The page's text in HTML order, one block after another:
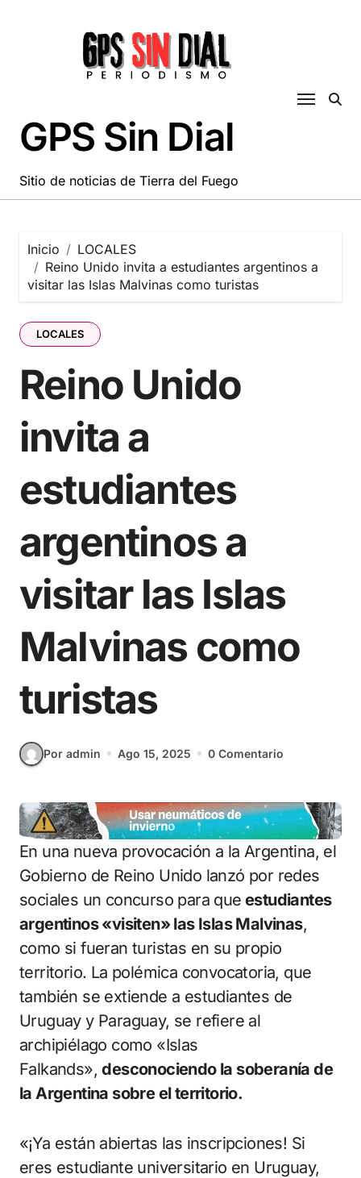
GPS Sin Dial
Sitio de noticias de Tierra del Fuego
Inicio
LOCALES
Reino Unido invita a estudiantes argentinos a
visitar las Islas Malvinas como turistas
LOCALES
Reino Unido
invita a
estudiantes
argentinos a
visitar las Islas
Malvinas como
turistas
Por admin Ago 15, 2025 0 Comentario
En una nueva provocación a la Argentina, el
Gobierno de Reino Unido lanzó por redes
sociales un concurso para que estudiantes
argentinos «visiten» las Islas Malvinas,
como si fueran turistas en su propio
territorio. La polémica convocatoria, que
también se extiende a estudiantes de
Uruguay y Paraguay, se refiere al
archipiélago como «Islas
Falkands»,desconociendo la soberanía de
la Argentina sobre el territorio.
«¡Ya están abiertas las inscripciones! Si
eres estudiante universitario en Uruguay,